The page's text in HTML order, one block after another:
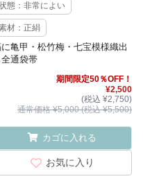
態：非常によい
材：正絹
亀甲・松竹梅・七宝模様織出
全通袋帯
期間限定50％OFF！
¥2,500
(税込 ¥2,750)
通常価格 ¥5,000 (税込 ¥5,500)
カゴに入れる
お気に入り